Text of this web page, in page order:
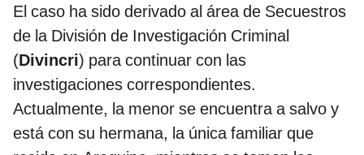
El caso ha sido derivado al área de Secuestros
de la División de Investigación Criminal
(Divincri) para continuar con las
investigaciones correspondientes.
Actualmente, la menor se encuentra a salvo y
está con su hermana, la única familiar que